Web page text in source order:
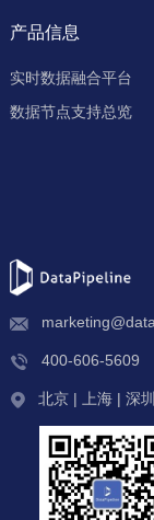
产品信息
实时数据融合平台
数据节点支持总览
400-606-5609
北京 | 上海 | 深